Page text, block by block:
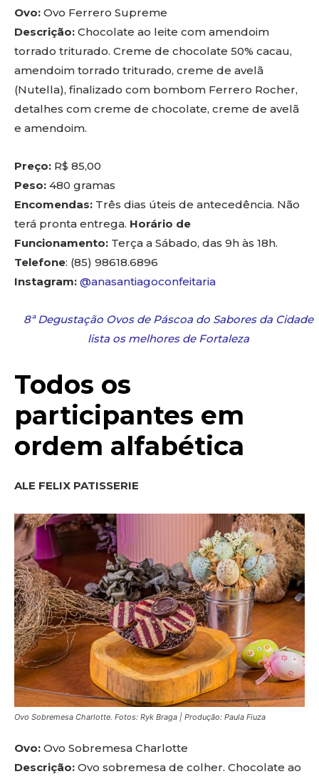
Ovo: Ovo Ferrero Supreme
Descrição: Chocolate ao leite com amendoim
torrado triturado. Creme de chocolate 50% cacau,
amendoim torrado triturado, creme de avelã
(Nutella), finalizado com bombom Ferrero Rocher,
detalhes com creme de chocolate, creme de avelã
e amendoim.
Preço: R$ 85,00
Peso: 480 gramas
Encomendas: Três dias úteis de antecedência. Não
terá pronta entrega. Horário de
Funcionamento: Terça a Sábado, das 9h às 18h.
Telefone: (85) 98618.6896
Instagram: @anasantiagoconfeitaria
8ª Degustação Ovos de Páscoa do Sabores da Cidade
lista os melhores de Fortaleza
Todos os
participantes em
ordem alfabética
ALE FELIX PATISSERIE
Ovo Sobremesa Charlotte. Fotos: Ryk Braga | Produção: Paula Fiuza
Ovo: Ovo Sobremesa Charlotte
Descrição: Ovo sobremesa de colher. Chocolate ao